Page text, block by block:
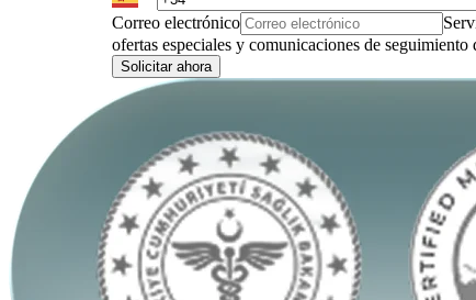
Correo electrónico
ofertas especiales y comunicaciones de
Solicitar ahora